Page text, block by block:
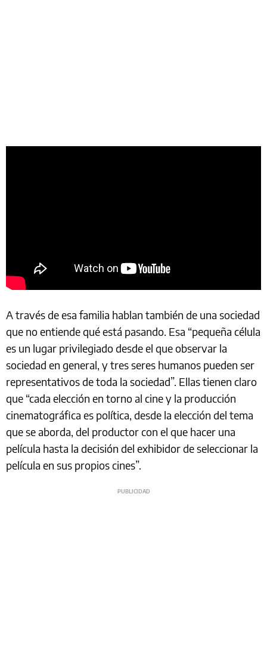
A través de esa familia hablan también de una sociedad
que no entiende qué está pasando. Esa “pequeña célula
es un lugar privilegiado desde el que observar la
sociedad en general, y tres seres humanos pueden ser
representativos de toda la sociedad”. Ellas tienen claro
que “cada elección en torno al cine y la producción
cinematográfica es política, desde la elección del tema
que se aborda, del productor con el que hacer una
película hasta la decisión del exhibidor de seleccionar la
película en sus propios cines”.